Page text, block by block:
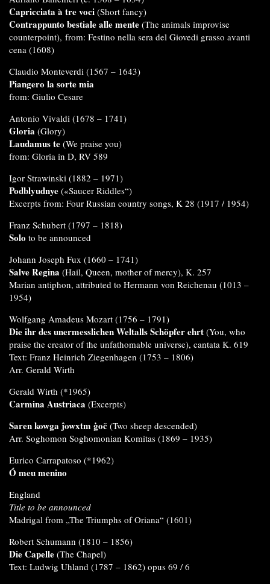
Capricciata à tre voci (Short fancy)
Contrappunto bestiale alle mente (The animals improvise
counterpoint), from: Festino nella sera del Giovedi grasso avanti
cena (1608)
Claudio Monteverdi (1567 – 1643)
Piangero la sorte mia
from: Giulio Cesare
Antonio Vivaldi (1678 – 1741)
Gloria (Glory)
Laudamus te (We praise you)
from: Gloria in D, RV 589
Igor Strawinski (1882 – 1971)
Podblyudnye («Saucer Riddles“)
Excerpts from: Four Russian country songs, K 28 (1917 / 1954)
Franz Schubert (1797 – 1818)
Solo to be announced
Johann Joseph Fux (1660 – 1741)
Salve Regina (Hail, Queen, mother of mercy), K. 257
Marian antiphon, attributed to Hermann von Reichenau (1013 –
1954)
Wolfgang Amadeus Mozart (1756 – 1791)
Die ihr des unermesslichen Weltalls Schöpfer ehrt (You, who
praise the creator of the unfathomable universe), cantata K. 619
Text: Franz Heinrich Ziegenhagen (1753 – 1806)
Arr. Gerald Wirth
Gerald Wirth (*1965)
Carmina Austriaca (Excerpts)
Saren kowga ĵowxtm ģoč (Two sheep descended)
Arr. Soghomon Soghomonian Komitas (1869 – 1935)
Eurico Carrapatoso (*1962)
Ó meu menino
England
Title to be announced
Madrigal from „The Triumphs of Oriana“ (1601)
Robert Schumann (1810 – 1856)
Die Capelle (The Chapel)
Text: Ludwig Uhland (1787 – 1862) opus 69 / 6